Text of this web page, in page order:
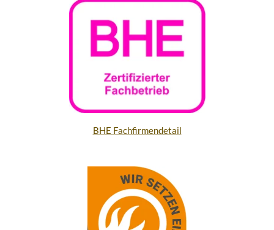
BHE Fachfirmendetail